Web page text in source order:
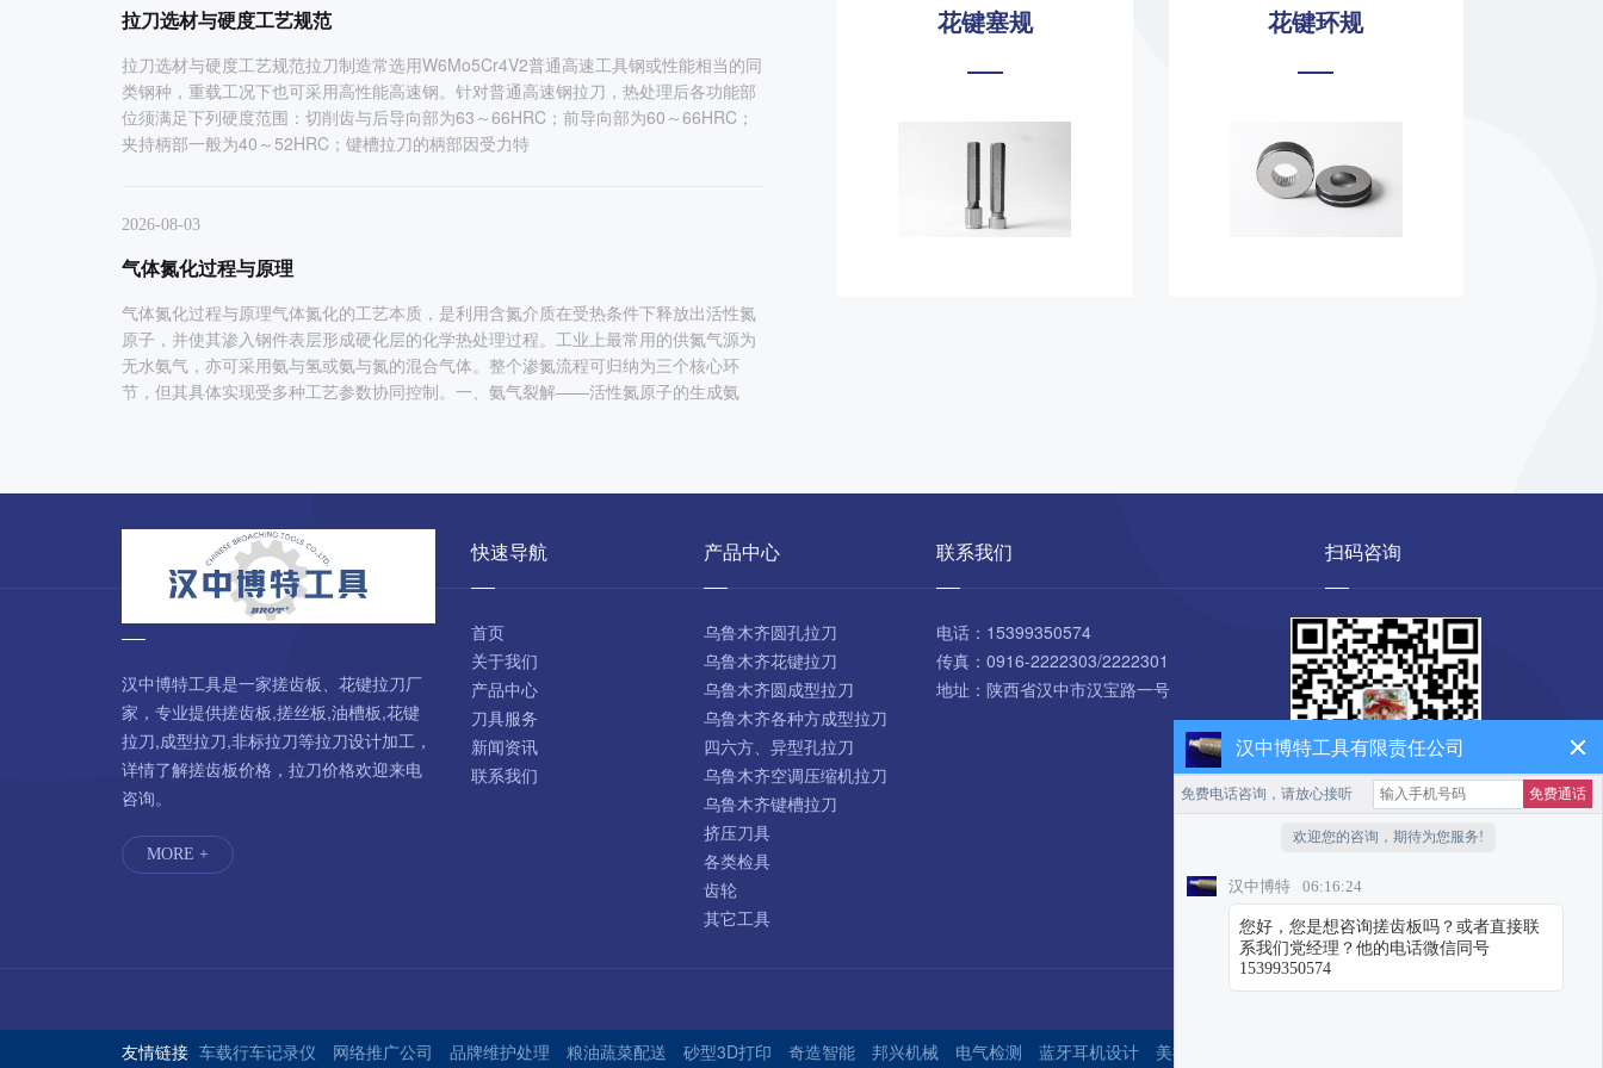
拉刀选材与硬度工艺规范
拉刀选材与硬度工艺规范拉刀制造常选用W6Mo5Cr4V2普通高速工具钢或性能相当的同
类钢种，重载工况下也可采用高性能高速钢。针对普通高速钢拉刀，热处理后各功能部
位须满足下列硬度范围：切削齿与后导向部为63～66HRC；前导向部为60～66HRC；
夹持柄部一般为40～52HRC；键槽拉刀的柄部因受力特
2026-08-03
气体氮化过程与原理
气体氮化过程与原理气体氮化的工艺本质，是利用含氮介质在受热条件下释放出活性氮
原子，并使其渗入钢件表层形成硬化层的化学热处理过程。工业上最常用的供氮气源为
无水氨气，亦可采用氨与氢或氨与氮的混合气体。整个渗氮流程可归纳为三个核心环
节，但其具体实现受多种工艺参数协同控制。一、氨气裂解——活性氮原子的生成氨
花键芯轴 花键环规 半圆键铣刀
汉中博特工具是一家搓齿板、花键拉刀厂
家，专业提供搓齿板,搓丝板,油槽板,花键
拉刀,成型拉刀,非标拉刀等拉刀设计加工，
详情了解搓齿板价格，拉刀价格欢迎来电
咨询。
MORE +
快速导航
首页
关于我们
产品中心
刀具服务
新闻资讯
联系我们
产品中心
乌鲁木齐圆孔拉刀
乌鲁木齐花键拉刀
乌鲁木齐圆成型拉刀
乌鲁木齐各种方成型拉刀
四六方、异型孔拉刀
乌鲁木齐空调压缩机拉刀
乌鲁木齐键槽拉刀
挤压刀具
各类检具
齿轮
其它工具
联系我们
电话： 15399350574
传真： 0916-2222303/2222301
地址： 陕西省汉中市汉宝路一号
扫码咨询
友情链接 车载行车记录仪 网络推广公司 品牌维护处理 粮油蔬菜配送 砂型3D打印 奇造智能 邦兴机械 电气检测 蓝牙耳机设计 美福出国
汉中博特工具有限责任公司